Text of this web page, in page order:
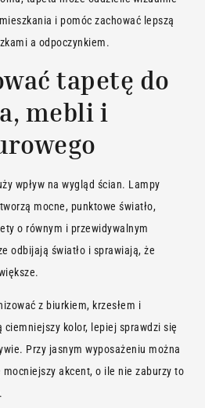
i pomóc zachować lepszą
a odpoczynkiem.
tapetę do
mebli i
wpływ na wygląd ścian. Lampy
mocne, punktowe światło,
o równym i przewidywalnym
odbijają światło i sprawiają, że
z biurkiem, krzesłem i
kolor, lepiej sprawdzi się
Przy jasnym wyposażeniu można
akcent, o ile nie zaburzy to